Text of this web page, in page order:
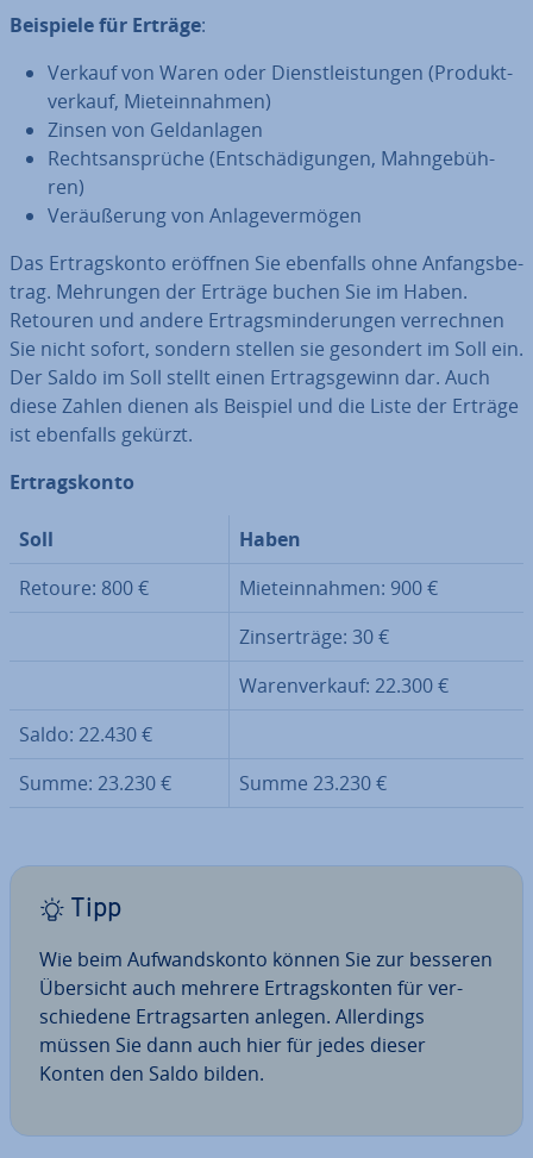
Beispiele für Erträge:
Verkauf von Waren oder Dienst­leis­tun­gen (Pro­dukt­
ver­kauf, Miet­ein­nah­men)
Zinsen von Geld­an­la­gen
Rechts­an­sprü­che (Ent­schä­di­gun­gen, Mahn­ge­büh­
ren)
Ver­äu­ße­rung von An­la­ge­ver­mö­gen
Das Er­trags­kon­to eröffnen Sie ebenfalls ohne An­fangs­be­
trag. Mehrungen der Erträge buchen Sie im Haben.
Retouren und andere Er­trags­min­de­run­gen ver­rech­nen
Sie nicht sofort, sondern stellen sie gesondert im Soll ein.
Der Saldo im Soll stellt einen Er­trags­ge­winn dar. Auch
diese Zahlen dienen als Beispiel und die Liste der Erträge
ist ebenfalls gekürzt.
Er­trags­kon­to
Soll
Haben
Retoure: 800 €
Miet­ein­nah­men: 900 €
Zins­er­trä­ge: 30 €
Wa­ren­ver­kauf: 22.300 €
Saldo: 22.430 €
Summe: 23.230 €
Summe 23.230 €
Tipp
Wie beim Auf­wands­kon­to können Sie zur besseren
Übersicht auch mehrere Er­trags­kon­ten für ver­
schie­de­ne Er­trags­ar­ten anlegen. Al­ler­dings
müssen Sie dann auch hier für jedes dieser
Konten den Saldo bilden.